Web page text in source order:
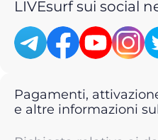
LIVEsurf sui social
Pagamenti,
e altre informazioni